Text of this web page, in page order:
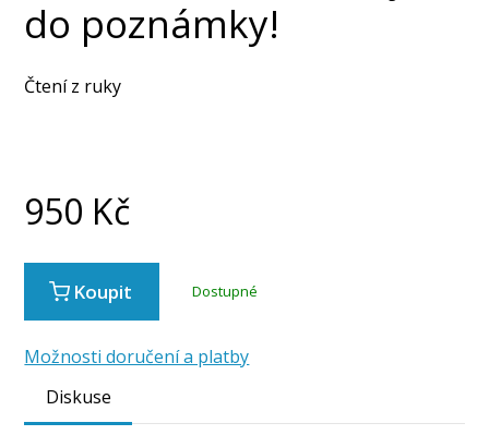
do poznámky!
Čtení z ruky
950 Kč
Koupit Dostupné
Možnosti doručení a platby
Diskuse